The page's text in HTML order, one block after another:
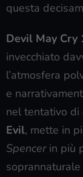
questa
Devil May Cry
invecchiato
l’atmosfera
e
nel tentativo
Evil, mette in
Spencerin più